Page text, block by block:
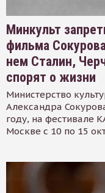
Минкульт
фильма
нем Сталин,
спорят о жизни
Министерство
Александра
году, на фестивале
Москве с 10 по 15